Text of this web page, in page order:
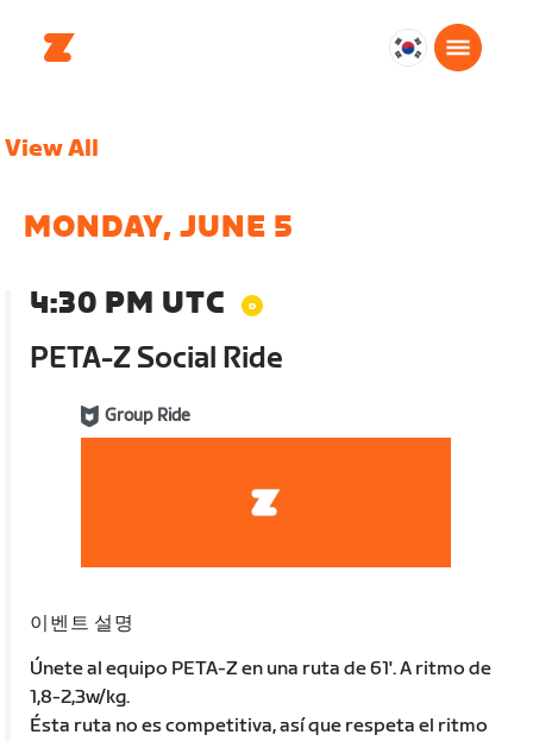
대
View All
MONDAY, JUNE 5
4:30 PM UTC
PETA-Z Social Ride
Group Ride
이벤트 설명
Únete al equipo PETA-Z en una ruta de 61'. A ritmo de
1,8-2,3w/kg.
Ésta ruta no es competitiva, así que respeta el ritmo